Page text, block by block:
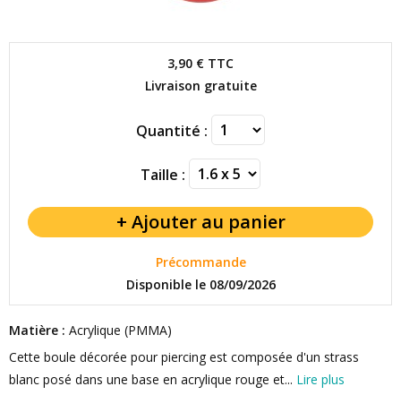
3,90 € TTC
Livraison gratuite
Quantité :
Taille :
Précommande
Disponible le 08/09/2026
Matière : Acrylique (PMMA)
Cette boule décorée pour piercing est composée d'un strass
blanc posé dans une base en acrylique rouge et... Lire plus